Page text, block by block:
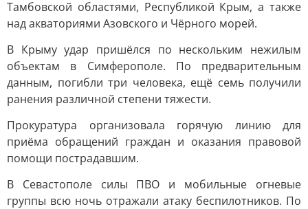
Тамбовской областями, Республикой Крым, а также
над акваториями Азовского и Чёрного морей.
В Крыму удар пришёлся по нескольким нежилым
объектам в Симферополе. По предварительным
данным, погибли три человека, ещё семь получили
ранения различной степени тяжести.
Прокуратура организовала горячую линию для
приёма обращений граждан и оказания правовой
помощи пострадавшим.
В Севастополе силы ПВО и мобильные огневые
группы всю ночь отражали атаку беспилотников. По